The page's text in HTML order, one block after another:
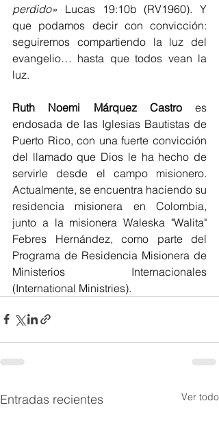
perdido» Lucas 19:10b (RV1960). Y
que podamos decir con convicción:
seguiremos compartiendo la luz del
evangelio… hasta que todos vean la
luz.
Ruth Noemi Márquez Castro es
endosada de las Iglesias Bautistas de
Puerto Rico, con una fuerte convicción
del llamado que Dios le ha hecho de
servirle desde el campo misionero.
Actualmente, se encuentra haciendo su
residencia misionera en Colombia,
junto a la misionera Waleska "Walita"
Febres Hernández, como parte del
Programa de Residencia Misionera de
Ministerios Internacionales
(International Ministries).
Entradas recientes Ver todo